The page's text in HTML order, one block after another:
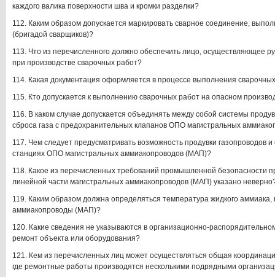
каждого валика поверхности шва и кромки разделки?
112. Каким образом допускается маркировать сварное соединение,
(бригадой сварщиков)?
113. Что из перечисленного должно обеспечить лицо, осуществляющее
при производстве сварочных работ?
114. Какая документация оформляется в процессе выполнения
115. Кто допускается к выполнению сварочных работ на опасном
116. В каком случае допускается объединять между собой системы
сброса газа с предохранительных клапанов ОПО магистральных
117. Чем следует предусматривать возможность продувки газопроводов
станциях ОПО магистральных аммиакопроводов (МАП)?
118. Какое из перечисленных требований промышленной безопасности
линейной части магистральных аммиакопроводов (МАП) указано
119. Каким образом должна определяться температура жидкого
аммиакопроводы (МАП)?
120. Какие сведения не указываются в организационно-
ремонт объекта или оборудования?
121. Кем из перечисленных лиц может осуществляться общая
где ремонтные работы производятся несколькими подрядными